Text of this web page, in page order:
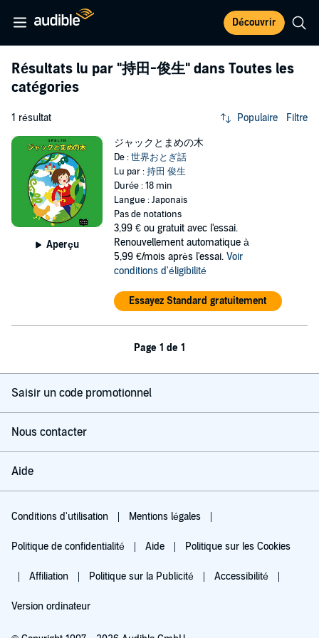
Découvrir
Résultats lu par "持田-俊生" dans Toutes les
catégories
1 résultat Populaire Filtre
Aperçu
ジャックとまめの木
De :世界おとぎ話
Lu par :持田 俊生
Durée : 18 min
Langue : Japonais
Pas de notations
3,99 € ou gratuit avec l'essai.
Renouvellement automatique à
5,99 €/mois après l'essai. Voir
conditions d'éligibilité
Essayez Standard gratuitement
Page 1 de 1
Saisir un code promotionnel
Nous contacter
Aide
Conditions d'utilisation Mentions légales
Politique de confidentialité Aide Politique sur les Cookies
Affiliation Politique sur la Publicité Accessibilité
Version ordinateur